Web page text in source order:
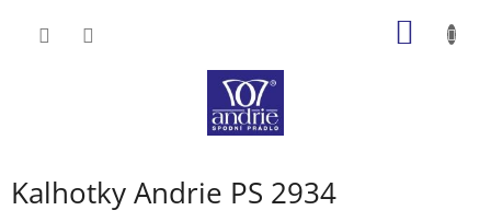
Kalhotky Andrie PS 2934